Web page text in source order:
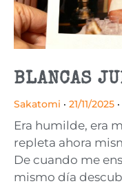
BLANCAS
Sakatomi 21/11/2025
Era humilde, era
repleta ahora
De cuando me
mismo día